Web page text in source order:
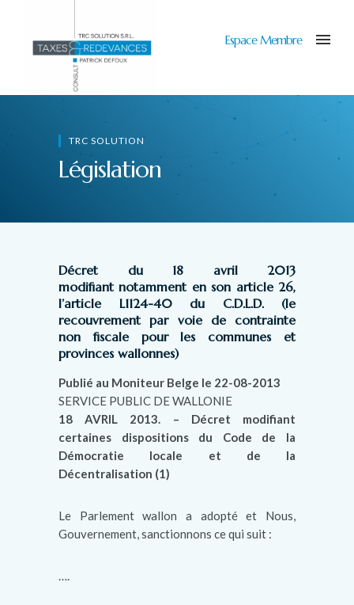
Espace Membre
TRC SOLUTION
Législation
Décret du 18 avril 2013
modifiant notamment en son article 26,
l’article L1124-40 du C.D.L.D. (le
recouvrement par voie de contrainte
non fiscale pour les communes et
provinces wallonnes)
Publié au Moniteur Belge le 22-08-2013
SERVICE PUBLIC DE WALLONIE
18 AVRIL 2013. – Décret modifiant
certaines dispositions du Code de la
Démocratie locale et de la
Décentralisation (1)
Le Parlement wallon a adopté et Nous,
Gouvernement, sanctionnons ce qui suit :
….